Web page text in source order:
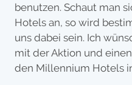
benutzen. Schaut man
Hotels an, so wird
uns dabei sein. Ich
mit der Aktion und
den Millennium Hotels